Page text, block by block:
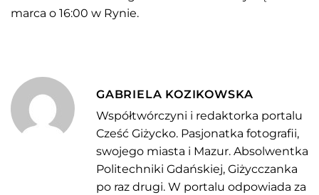
marca o 16:00 w Rynie.
GABRIELA KOZIKOWSKA
Współtwórczyni i redaktorka portalu
Cześć Giżycko. Pasjonatka fotografii,
swojego miasta i Mazur. Absolwentka
Politechniki Gdańskiej, Giżycczanka
po raz drugi. W portalu odpowiada za